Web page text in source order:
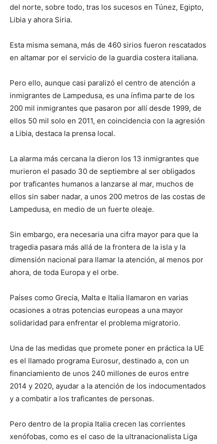
del norte, sobre todo, tras los sucesos en Túnez, Egipto,
Libia y ahora Siria.
Esta misma semana, más de 460 sirios fueron rescatados
en altamar por el servicio de la guardia costera italiana.
Pero ello, aunque casi paralizó el centro de atención a
inmigrantes de Lampedusa, es una ínfima parte de los
200 mil inmigrantes que pasaron por allí desde 1999, de
ellos 50 mil solo en 2011, en coincidencia con la agresión
a Libia, destaca la prensa local.
La alarma más cercana la dieron los 13 inmigrantes que
murieron el pasado 30 de septiembre al ser obligados
por traficantes humanos a lanzarse al mar, muchos de
ellos sin saber nadar, a unos 200 metros de las costas de
Lampedusa, en medio de un fuerte oleaje.
Sin embargo, era necesaria una cifra mayor para que la
tragedia pasara más allá de la frontera de la isla y la
dimensión nacional para llamar la atención, al menos por
ahora, de toda Europa y el orbe.
Países como Grecia, Malta e Italia llamaron en varias
ocasiones a otras potencias europeas a una mayor
solidaridad para enfrentar el problema migratorio.
Una de las medidas que promete poner en práctica la UE
es el llamado programa Eurosur, destinado a, con un
financiamiento de unos 240 millones de euros entre
2014 y 2020, ayudar a la atención de los indocumentados
y a combatir a los traficantes de personas.
Pero dentro de la propia Italia crecen las corrientes
xenófobas, como es el caso de la ultranacionalista Liga